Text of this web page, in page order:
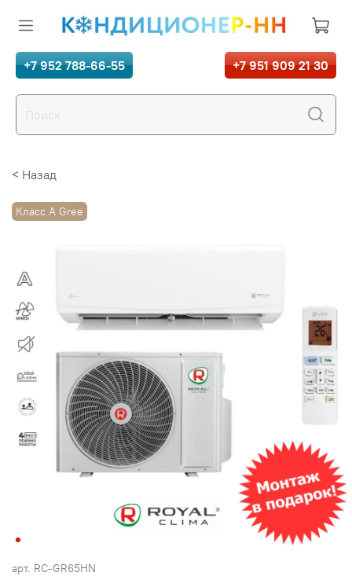
+7 952 788-66-55 +7 951 909 21 30
< Назад
Класс A Gree
арт. RC-GR65HN